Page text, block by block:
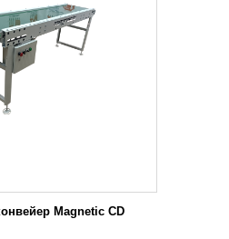
Magnetic CD